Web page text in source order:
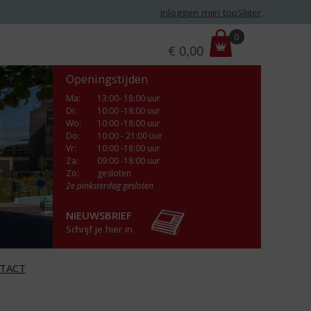
Inloggen mijn topSlijter
r
i
€ 0,00
0
Openingstijden
Ma:
13:00- 18:00 uur
Di:
10:00 -18:00 uur
Wo:
10:00 -18:00 uur
Do:
10:00 - 21:00 uur
Vr:
10:00 -18:00 uur
Za:
09:00 -18:00 uur
Zo:
gesloten
2e pinksterdag gesloten
NIEUWSBRIEF
Schrijf je hier in